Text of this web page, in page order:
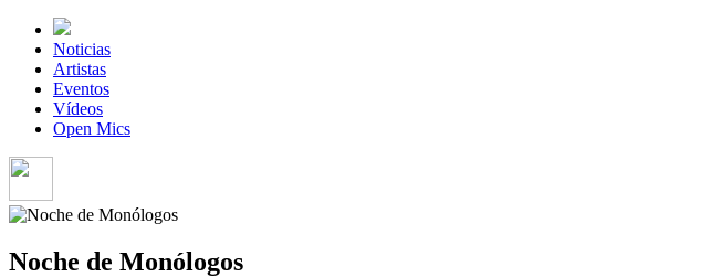
Noticias
Artistas
Eventos
Vídeos
Open Mics
Noche de Monólogos